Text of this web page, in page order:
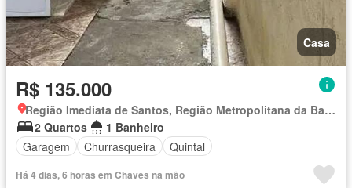
Casa
R$ 135.000
Região Imediata de Santos, Região Metropolitana da Baixada Santista
2 Quartos
1 Banheiro
Garagem
Churrasqueira Quintal
Há 4 dias, 6 horas em Chaves na mão